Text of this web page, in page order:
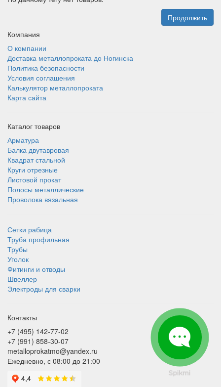
Продолжить
Компания
О компании
Доставка металлопроката до Ногинска
Политика безопасности
Условия соглашения
Калькулятор металлопроката
Карта сайта
Каталог товаров
Арматура
Балка двутавровая
Квадрат стальной
Круги отрезные
Листовой прокат
Полосы металлические
Проволока вязальная
Сетки рабица
Труба профильная
Трубы
Уголок
Фитинги и отводы
Швеллер
Электроды для сварки
Контакты
+7 (495) 142-77-02
+7 (991) 858-30-07
metalloprokatmo@yandex.ru
Ежедневно, с 08:00 до 21:00